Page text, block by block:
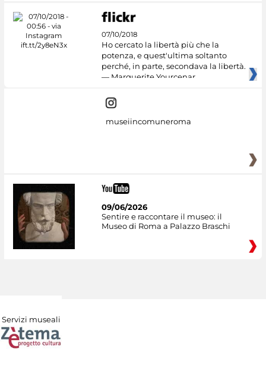
07/10/2018
Ho cercato la libertà più che la
potenza, e quest'ultima soltanto
perché, in parte, secondava la libertà.
— Marguerite Yourcenar
museiincomuneroma
09/06/2026
Sentire e raccontare il museo: il
Museo di Roma a Palazzo Braschi
Servizi museali